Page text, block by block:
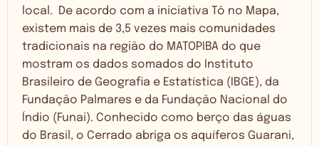
local. De acordo com a iniciativa Tô no Mapa,
existem mais de 3,5 vezes mais comunidades
tradicionais na região do MATOPIBA do que
mostram os dados somados do Instituto
Brasileiro de Geografia e Estatística (IBGE), da
Fundação Palmares e da Fundação Nacional do
Índio (Funai). Conhecido como berço das águas
do Brasil, o Cerrado abriga os aquíferos Guarani,